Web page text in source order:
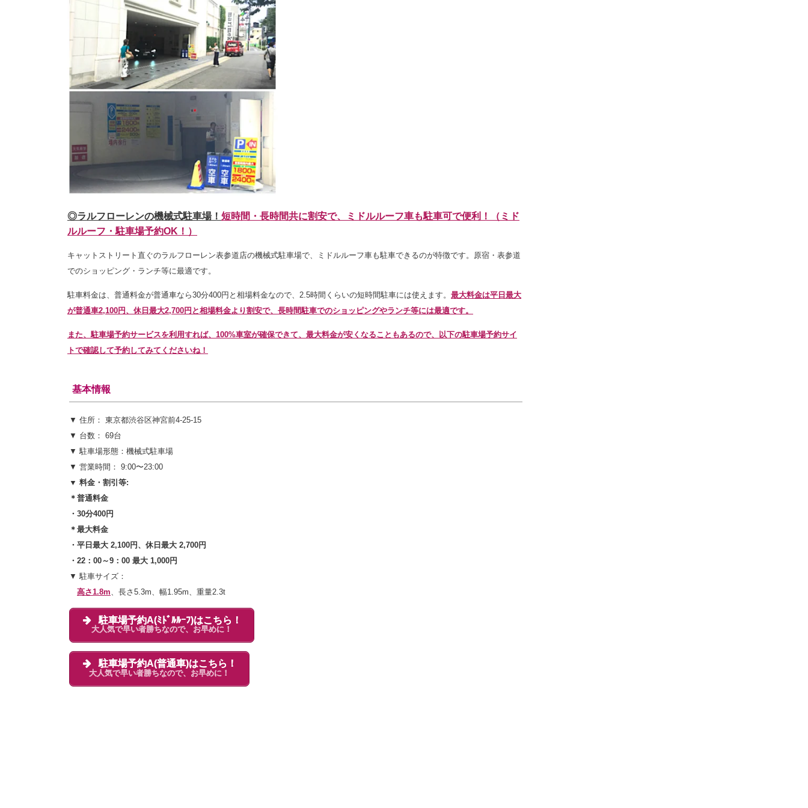
◎ラルフローレンの機械式駐車場！ 短時間・長時間共に割安で、
ミドルルーフ車も駐車可で便利！（ミド
ルルーフ・駐車場予約OK！）
キャットストリート直ぐのラルフローレン表参道店の機械式駐車場で、ミドルルーフ車も駐車できるのが特徴です。原宿・表参道
でのショッピング・ランチ等に最適です。
駐車料金は、普通料金が普通車なら30分400円と相場料金なので、2.5時間くらいの短時間駐車には使えます。 最大料金は平日最大
が普通車2,100円、休日最大2,700円と相場料金より割安で、長時間駐車でのショッピングやランチ等には最適です。
また、駐車場予約サービスを利用すれば、100%車室が確保できて、最大料金が安くなることもあるので、以下の駐車場予約サイ
トで確認して予約してみてくださいね！
基本情報
▼ 住所： 東京都渋谷区神宮前4-25-15
▼ 台数： 69台
▼ 駐車場形態：機械式駐車場
▼ 営業時間： 9:00〜23:00
▼ 料金・割引等:
＊普通料金
・ 30分400円
＊最大料金
・平日最大 2,100円、休日最大 2,700円
・22：00～9：00 最大 1,000円
▼ 駐車サイズ：
高さ1.8m、長さ5.3m、幅1.95m、重量2.3t
駐車場予約A(ﾐﾄﾞﾙﾙｰﾌ)はこちら！
大人気で早い者勝ちなので、お早めに！
駐車場予約A(普通車)はこちら！
大人気で早い者勝ちなので、お早めに！